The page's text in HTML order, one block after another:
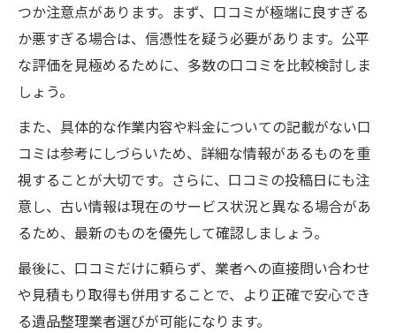
つか注意点があります。まず、口コミが極端に良すぎる
か悪すぎる場合は、信憑性を疑う必要があります。公平
な評価を見極めるために、多数の口コミを比較検討しま
しょう。
また、具体的な作業内容や料金についての記載がない口
コミは参考にしづらいため、詳細な情報があるものを重
視することが大切です。さらに、口コミの投稿日にも注
意し、古い情報は現在のサービス状況と異なる場合があ
るため、最新のものを優先して確認しましょう。
最後に、口コミだけに頼らず、業者への直接問い合わせ
や見積もり取得も併用することで、より正確で安心でき
る遺品整理業者選びが可能になります。